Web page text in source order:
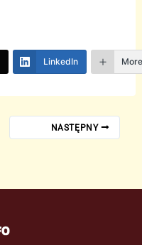
LinkedIn
NASTĘPNY